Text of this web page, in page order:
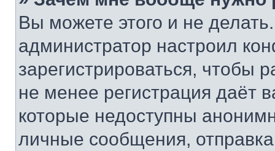
Вы можете этого и не
администратор настроил
зарегистрироваться, чтобы
не менее регистрация даёт
которые недоступны
личные сообщения,